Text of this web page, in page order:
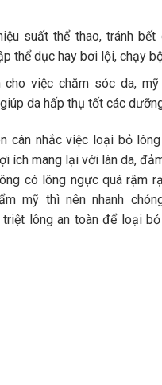
suất thể thao, tránh
thể dục hay bơi lội, chạy
cho việc chăm sóc da,
da hấp thụ tốt các
cân nhắc việc loại bỏ
ích mang lại với làn da,
có lông ngực quá rậm
mỹ thì nên nhanh
lông an toàn để loại